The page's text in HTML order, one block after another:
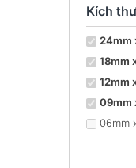
Kích
24mm
18mm
12mm
09mm
06mm